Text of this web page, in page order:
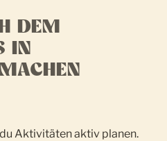
DEM
IN
Aktivitäten aktiv planen.